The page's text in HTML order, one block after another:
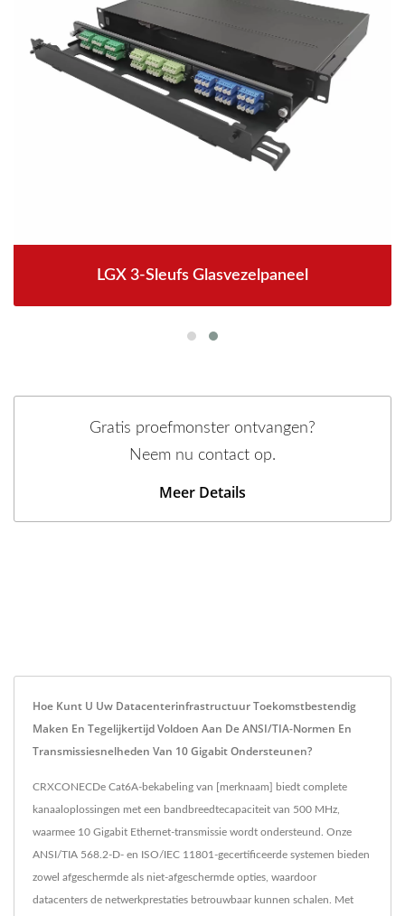
LGX 3-Sleufs Glasvezelpaneel
Gratis proefmonster ontvangen?
Neem nu contact op.
Meer Details
Hoe Kunt U Uw Datacenterinfrastructuur Toekomstbestendig
Maken En Tegelijkertijd Voldoen Aan De ANSI/TIA-Normen En
Transmissiesnelheden Van 10 Gigabit Ondersteunen?
CRXCONECDe Cat6A-bekabeling van [merknaam] biedt complete
kanaaloplossingen met een bandbreedtecapaciteit van 500 MHz,
waarmee 10 Gigabit Ethernet-transmissie wordt ondersteund. Onze
ANSI/TIA 568.2-D- en ISO/IEC 11801-gecertificeerde systemen bieden
zowel afgeschermde als niet-afgeschermde opties, waardoor
datacenters de netwerkprestaties betrouwbaar kunnen schalen. Met